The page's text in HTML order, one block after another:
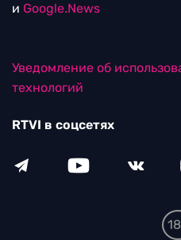
и Google.News
Уведомление об
технологий
RTVI в соцсетях